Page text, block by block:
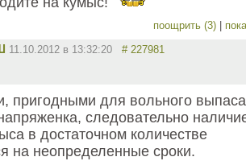
поощрить (3)
11.10.2012 в 13:32:20 # 227981
пригодными для вольного выпаса
следовательно
в достаточном количестве
на неопределенные сроки.